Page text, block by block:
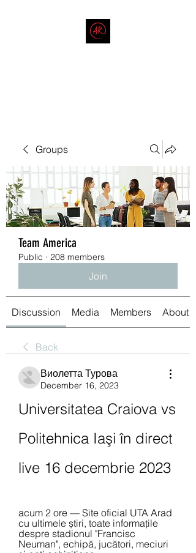
Groups
Team America
Public · 208 members
Join
Discussion Media Members About
Back
Виолетта Турова
December 16, 2023
Universitatea Craiova vs
Politehnica Iaşi în direct
live 16 decembrie 2023
acum 2 ore — Site oficial UTA Arad
cu ultimele știri, toate informațile
despre stadionul "Francisc
Neuman", echipă, jucători, meciuri